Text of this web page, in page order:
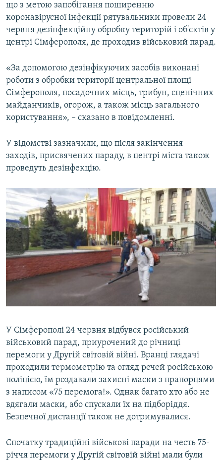
Усі сайти RFE/RL
що з метою запобігання поширенню
коронавірусної інфекції рятувальники провели 24
червня дезінфекційну обробку територій і об'єктів у
центрі Сімферополя, де проходив військовий парад.
«За допомогою дезінфікуючих засобів виконані
роботи з обробки території центральної площі
Сімферополя, посадочних місць, трибун, сценічних
майданчиків, огорож, а також місць загального
користування», – сказано в повідомленні.
У відомстві зазначили, що після закінчення
заходів, присвячених параду, в центрі міста також
проведуть дезінфекцію.
У Сімферополі 24 червня відбувся російський
військовий парад, приурочений до річниці
перемоги у Другій світовій війні. Вранці глядачі
проходили термометрію та огляд речей російською
поліцією, їм роздавали захисні маски з прапорцями
з написом «75 перемога!». Однак багато хто або не
вдягали маски, або спускали їх на підборіддя.
Безпечної дистанції також не дотримувалися.
Спочатку традиційні військові паради на честь 75-
річчя перемоги у Другій світовій війні мали були